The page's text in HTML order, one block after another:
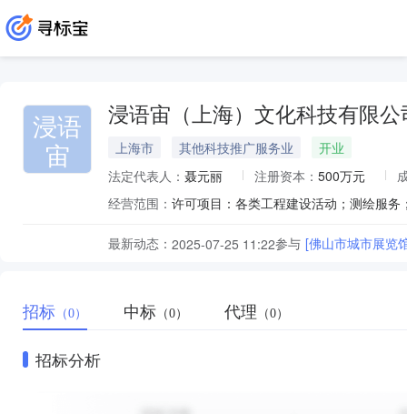
浸语
宙
浸语宙（上海）文化科技有限公
上海市 其他科技推广服务业
开业
法定代表人： 聂元丽 注册资本： 500万元
经营范围：
最新动态： 2025-07-25 11:22参与 [佛山市城市展览
招标 （0） 中标 （0） 代理 （0）
招标分析